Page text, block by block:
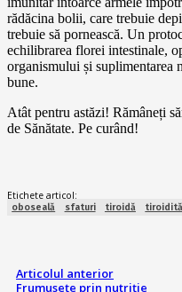
rădăcina bolii, care trebuie
trebuie să pornească. Un
echilibrarea florei intestinale,
organismului și suplimentarea
bune.
Atât pentru astăzi! Rămâneți
de Sănătate. Pe curând!
Etichete articol:
oboseală sfaturi tiroidă
Articolul anterior
Frumusețe prin nutriție